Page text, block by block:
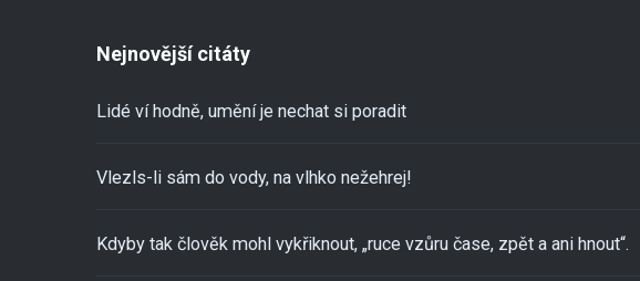
Nejnovější citáty
Lidé ví hodně, umění je nechat si poradit
Vlezls-li sám do vody, na vlhko nežehrej!
Kdyby tak člověk mohl vykřiknout, „ruce vzůru čase, zpět a ani hnout“.